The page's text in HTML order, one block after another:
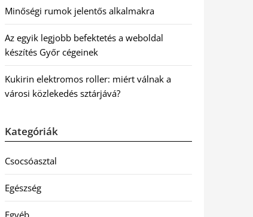
Minőségi rumok jelentős alkalmakra
Az egyik legjobb befektetés a weboldal
készítés Győr cégeinek
Kukirin elektromos roller: miért válnak a
városi közlekedés sztárjává?
Kategóriák
Csocsóasztal
Egészség
Egyéb